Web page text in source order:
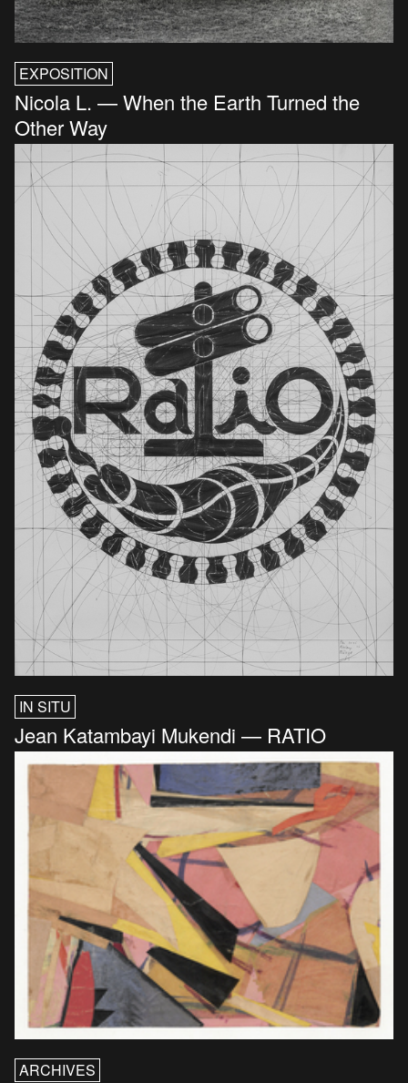
EXPOSITION
Nicola L. — When the Earth Turned the
Other Way
IN SITU
Jean Katambayi Mukendi — RATIO
ARCHIVES